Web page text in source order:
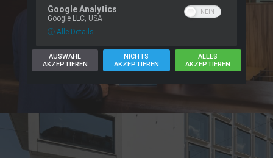
Google Analytics
Google LLC, USA
ⓘ Alle Details
AUSWAHL
AKZEPTIEREN
NICHTS
AKZEPTIEREN
ALLES
AKZEPTIEREN